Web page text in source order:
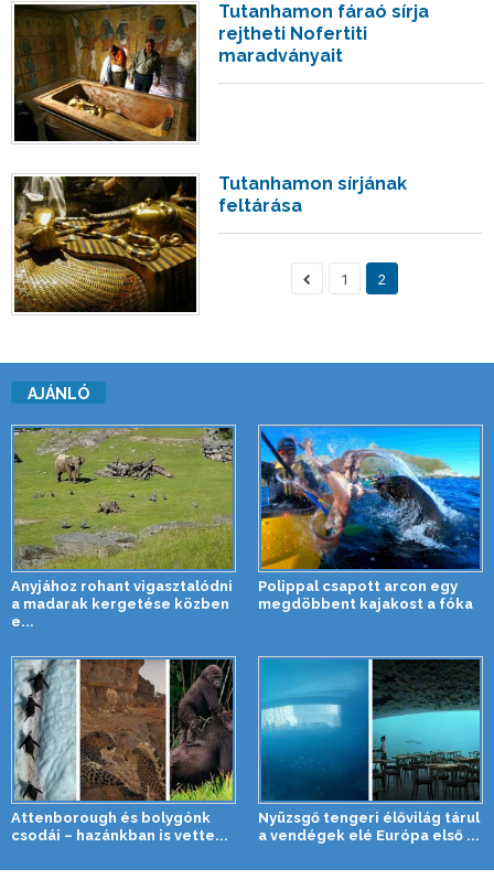
Tutanhamon fáraó sírja
rejtheti Nofertiti
maradványait
Tutanhamon sírjának
feltárása
1 2
AJÁNLÓ
Anyjához rohant vigasztalódni
a madarak kergetése közben
e...
Polippal csapott arcon egy
megdöbbent kajakost a fóka
Attenborough és bolygónk
csodái – hazánkban is vette...
Nyüzsgő tengeri élővilág tárul
a vendégek elé Európa első ...